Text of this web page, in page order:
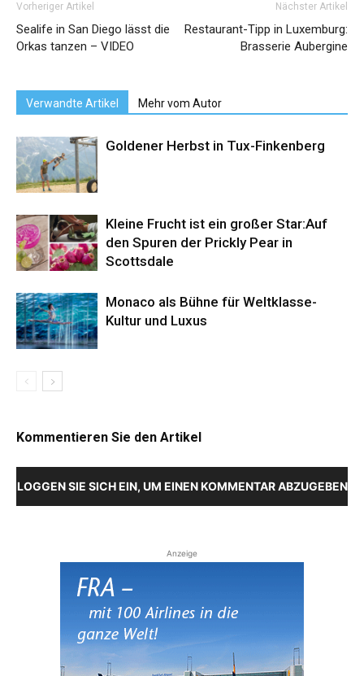
Vorheriger Artikel
Sealife in San Diego lässt die
Orkas tanzen – VIDEO
Nächster Artikel
Restaurant-Tipp in Luxemburg:
Brasserie Aubergine
Verwandte Artikel Mehr vom Autor
Goldener Herbst in Tux-Finkenberg
Kleine Frucht ist ein großer Star:Auf
den Spuren der Prickly Pear in
Scottsdale
Monaco als Bühne für Weltklasse-
Kultur und Luxus
Kommentieren Sie den Artikel
LOGGEN SIE SICH EIN, UM EINEN KOMMENTAR ABZUGEBEN
Anzeige